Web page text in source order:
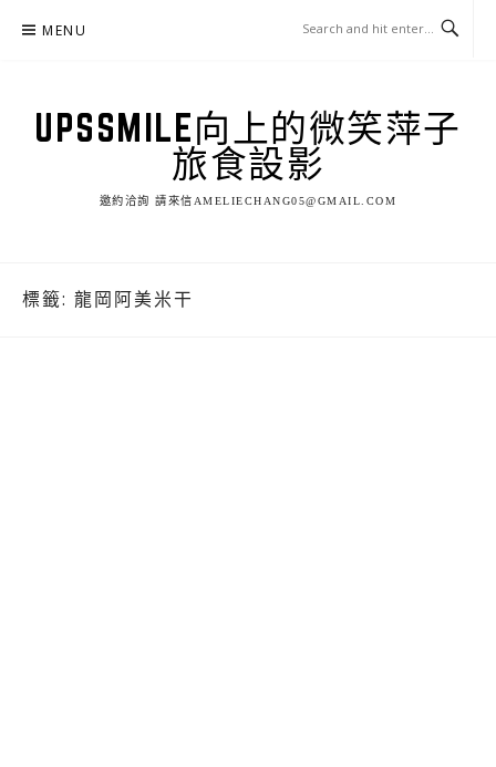
MENU
UPSSMILE向上的微笑萍子
旅食設影
邀約洽詢 請來信AMELIECHANG05@GMAIL.COM
標籤: 龍岡阿美米干